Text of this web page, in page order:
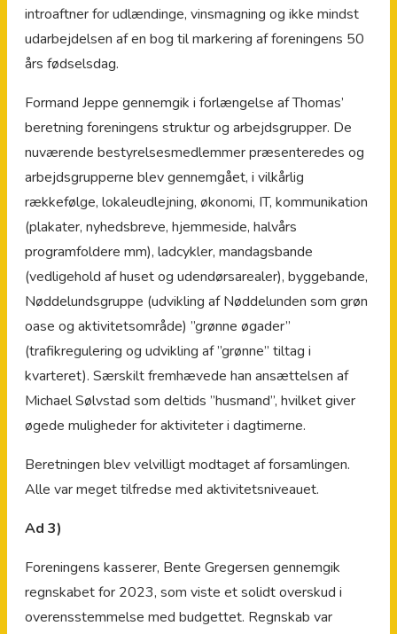
introaftner for udlændinge, vinsmagning og ikke mindst
udarbejdelsen af en bog til markering af foreningens 50
års fødselsdag.
Formand Jeppe gennemgik i forlængelse af Thomas’
beretning foreningens struktur og arbejdsgrupper. De
nuværende bestyrelsesmedlemmer præsenteredes og
arbejdsgrupperne blev gennemgået, i vilkårlig
rækkefølge, lokaleudlejning, økonomi, IT, kommunikation
(plakater, nyhedsbreve, hjemmeside, halvårs
programfoldere mm), ladcykler, mandagsbande
(vedligehold af huset og udendørsarealer), byggebande,
Nøddelundsgruppe (udvikling af Nøddelunden som grøn
oase og aktivitetsområde) ”grønne øgader”
(trafikregulering og udvikling af ”grønne” tiltag i
kvarteret). Særskilt fremhævede han ansættelsen af
Michael Sølvstad som deltids ”husmand”, hvilket giver
øgede muligheder for aktiviteter i dagtimerne.
Beretningen blev velvilligt modtaget af forsamlingen.
Alle var meget tilfredse med aktivitetsniveauet.
Ad 3)
Foreningens kasserer, Bente Gregersen gennemgik
regnskabet for 2023, som viste et solidt overskud i
overensstemmelse med budgettet. Regnskab var